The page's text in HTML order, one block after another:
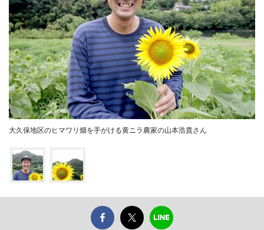
大久保地区のヒマワリ畑を手がける黄ニラ農家の山本浩貴さん